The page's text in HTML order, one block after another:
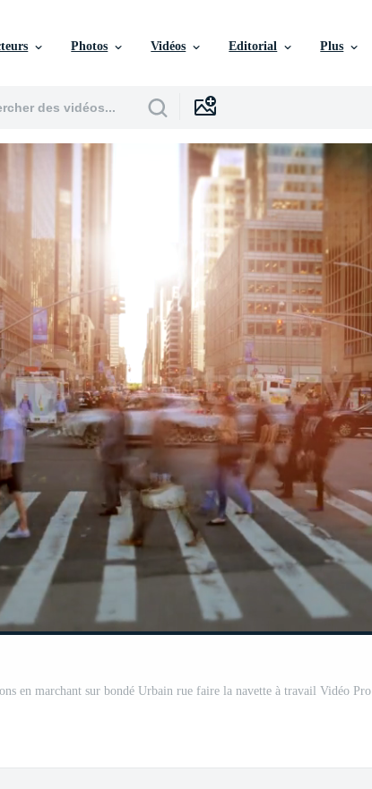
Photos Vidéos Editorial Plus
en marchant sur bondé Urbain rue faire la navette à travail Vidéo Pro